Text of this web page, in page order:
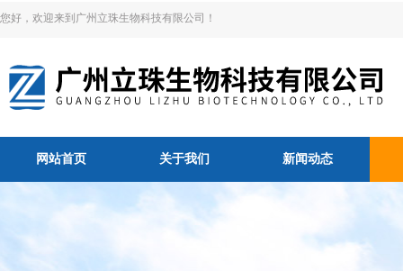
您好，欢迎来到广州立珠生物科技有限公司！
网站首页 关于我们 新闻动态